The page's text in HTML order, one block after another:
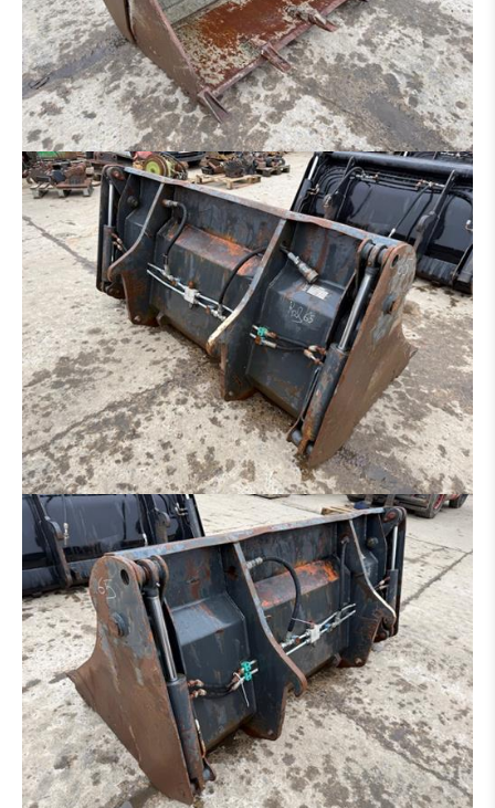
SORTIERGREIFER
SCHALENGREIFER
RECHEN
HYDRAULIKHAMMER
HOLZZANGE
HECKAUFREISSER
ADAPTER
REIFEN / FELGEN
ACHSE
LAUFWERK
AUSLEGER
KABINE
GETRIEBE / WANDLER